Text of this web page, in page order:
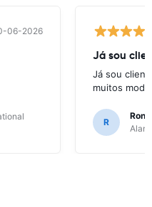
06-2026
Já sou
Já sou
muitos
R